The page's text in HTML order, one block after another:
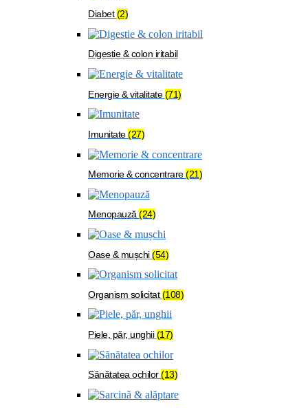
Diabet(2)
Digestie & colon iritabil
Energie & vitalitate(71)
Imunitate(27)
Memorie & concentrare(21)
Menopauză(24)
Oase & mușchi(54)
Organism solicitat(108)
Piele, păr, unghii(17)
Sănătatea ochilor(13)